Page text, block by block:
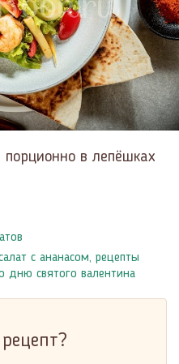
в лепёшках
с ананасом, рецепты
дню святого валентина